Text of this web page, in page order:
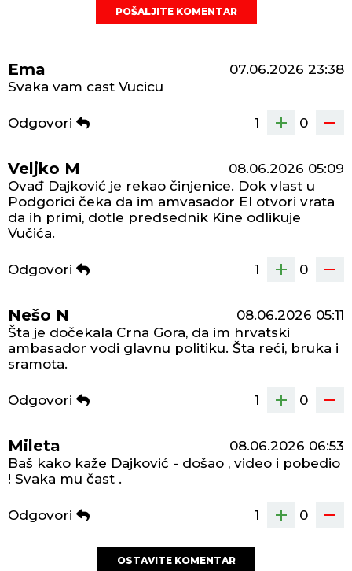
POŠALJITE KOMENTAR
Ema 07.06.2026 23:38
Svaka vam cast Vucicu
Odgovori 1 0
Veljko M 08.06.2026 05:09
Ovađ Dajković je rekao činjenice. Dok vlast u
Podgorici čeka da im amvasador EI otvori vrata
da ih primi, dotle predsednik Kine odlikuje
Vučića.
Odgovori 1 0
Nešo N 08.06.2026 05:11
Šta je dočekala Crna Gora, da im hrvatski
ambasador vodi glavnu politiku. Šta reći, bruka i
sramota.
Odgovori 1 0
Mileta 08.06.2026 06:53
Baš kako kaže Dajković - došao , video i pobedio
! Svaka mu čast .
Odgovori 1 0
OSTAVITE KOMENTAR